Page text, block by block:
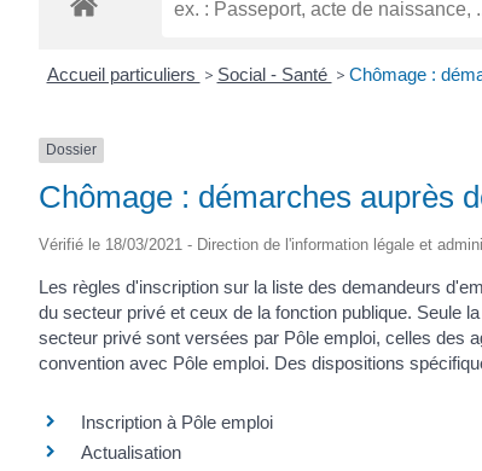
Accueil particuliers > Social - Santé > Chômage :
Dossier
Chômage : démarches auprès
Vérifié le 18/03/2021 - Direction de l'information légale et
Les règles d'inscription sur la liste des demandeurs
du secteur privé et ceux de la fonction publique. Seule
secteur privé sont versées par Pôle emploi, celles des
convention avec Pôle emploi. Des dispositions
Inscription à Pôle emploi
Actualisation